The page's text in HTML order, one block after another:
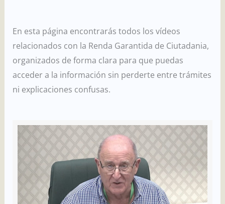
En esta página encontrarás todos los vídeos
relacionados con la Renda Garantida de Ciutadania,
organizados de forma clara para que puedas
acceder a la información sin perderte entre trámites
ni explicaciones confusas.